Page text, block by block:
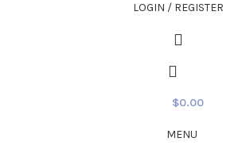
LOGIN / REGISTER
$0.00
MENU